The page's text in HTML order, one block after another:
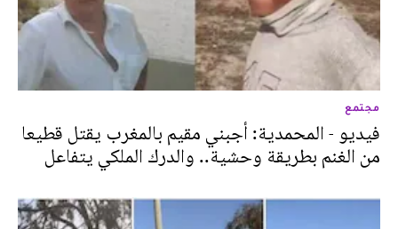
مجتمع
فيديو - المحمدية: أجبني مقيم بالمغرب يقتل قطيعا
من الغنم بطريقة وحشية.. والدرك الملكي يتفاعل